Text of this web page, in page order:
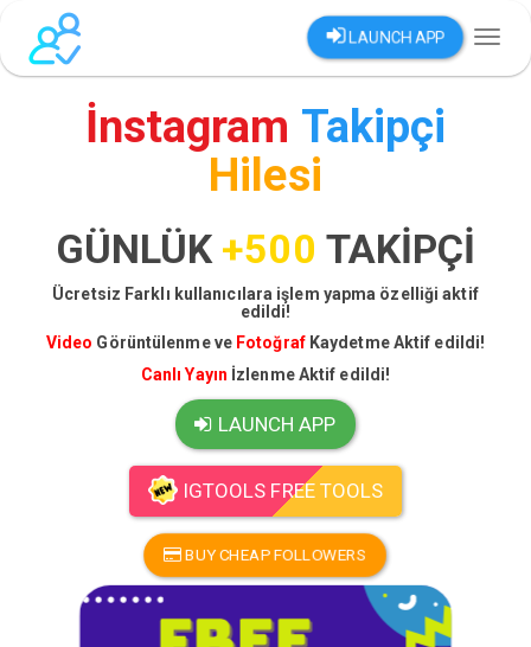
LAUNCH APP
İnstagram Takipçi
Hilesi
GÜNLÜK +500 TAKİPÇİ
Ücretsiz Farklı kullanıcılara işlem yapma özelliği aktif
edildi!
Video Görüntülenme ve Fotoğraf Kaydetme Aktif edildi!
Canlı Yayın İzlenme Aktif edildi!
LAUNCH APP
IGTOOLS FREE TOOLS
BUY CHEAP FOLLOWERS